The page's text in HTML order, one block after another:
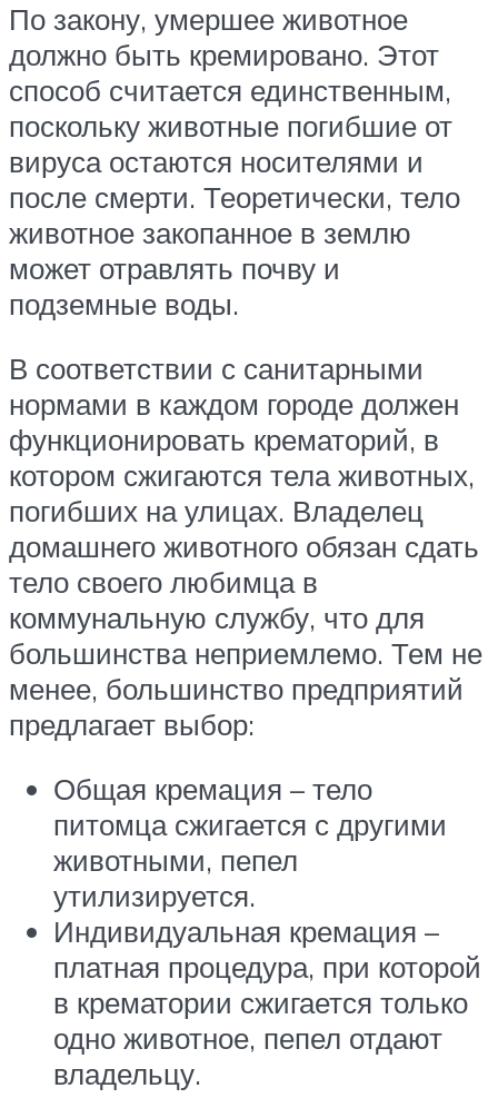
По закону, умершее животное
должно быть кремировано. Этот
способ считается единственным,
поскольку животные погибшие от
вируса остаются носителями и
после смерти. Теоретически, тело
животное закопанное в землю
может отравлять почву и
подземные воды.
В соответствии с санитарными
нормами в каждом городе должен
функционировать крематорий, в
котором сжигаются тела животных,
погибших на улицах. Владелец
домашнего животного обязан сдать
тело своего любимца в
коммунальную службу, что для
большинства неприемлемо. Тем не
менее, большинство предприятий
предлагает выбор:
Общая кремация – тело
питомца сжигается с другими
животными, пепел
утилизируется.
Индивидуальная кремация –
платная процедура, при которой
в крематории сжигается только
одно животное, пепел отдают
владельцу.